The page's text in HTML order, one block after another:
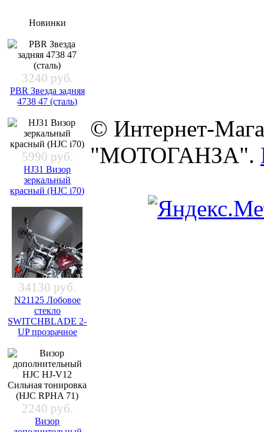
Новинки
3240 руб.
PBR Звезда задняя
4738 47 (сталь)
5990 руб.
HJ31 Визор
зеркальный
красный (HJC i70)
34130 руб.
N21125 Лобовое
стекло
SWITCHBLADE 2-
UP прозрачное
2240 руб.
Визор
© Интернет-
"МОТОГАНЗА".